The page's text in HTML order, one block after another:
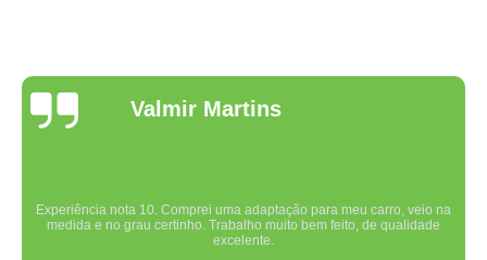
Valmir Martins
Experiência nota 10. Comprei uma adaptação para meu carro, veio na
medida e no grau certinho. Trabalho muito bem feito, de qualidade
excelente.